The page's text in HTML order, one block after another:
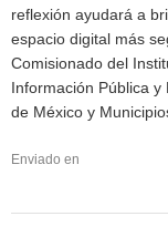
reflexión ayudará a
espacio digital más
Comisionado del
Información Pública
de México y
Enviado en